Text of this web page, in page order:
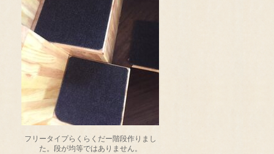
フリータイプらくらくだー階段作りまし
た。段が均等ではありません。